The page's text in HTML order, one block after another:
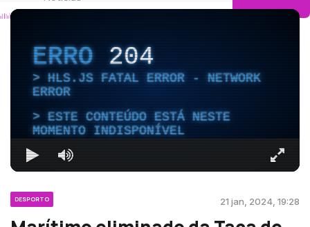
ERRO204
HLS.JS FATAL ERROR - NETWORK
ERROR
ESTE CONTEÚDO ESTÁ NESTE
MOMENTO INDISPONÍVEL
DESPORTO 21 jan, 2024, 19:28